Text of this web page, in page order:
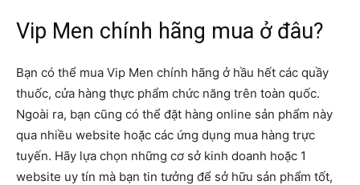
Vip Men chính hãng mua ở đâu?
Bạn có thể mua Vip Men chính hãng ở hầu hết các quầy
thuốc, cửa hàng thực phẩm chức năng trên toàn quốc.
Ngoài ra, bạn cũng có thể đặt hàng online sản phẩm này
qua nhiều website hoặc các ứng dụng mua hàng trực
tuyến. Hãy lựa chọn những cơ sở kinh doanh hoặc 1
website uy tín mà bạn tin tưởng để sở hữu sản phẩm tốt,